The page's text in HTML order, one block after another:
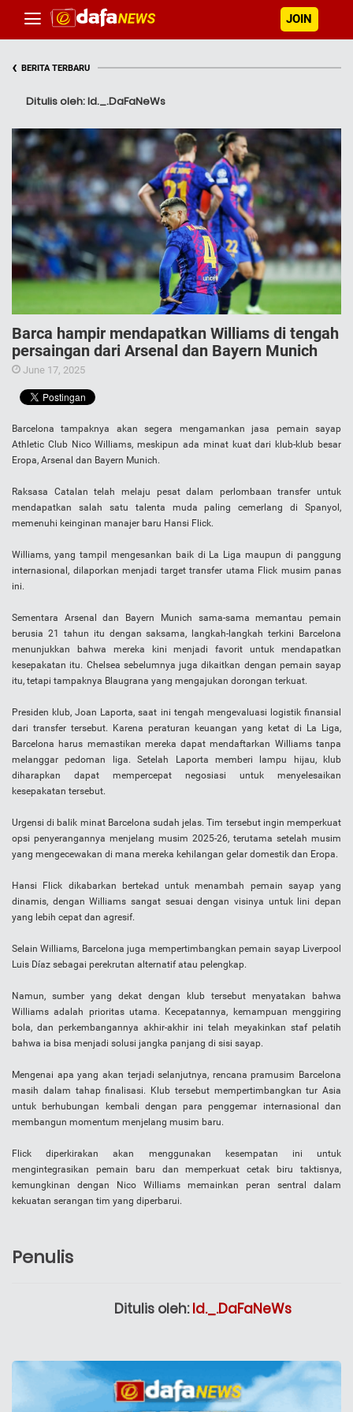
JOIN
‹ BERITA TERBARU
Ditulis oleh: Id._.DaFaNeWs
Barca hampir mendapatkan Williams di tengah
persaingan dari Arsenal dan Bayern Munich
June 17, 2025
Barcelona tampaknya akan segera mengamankan jasa pemain sayap
Athletic Club Nico Williams, meskipun ada minat kuat dari klub-klub besar
Eropa, Arsenal dan Bayern Munich.
Raksasa Catalan telah melaju pesat dalam perlombaan transfer untuk
mendapatkan salah satu talenta muda paling cemerlang di Spanyol,
memenuhi keinginan manajer baru Hansi Flick.
Williams, yang tampil mengesankan baik di La Liga maupun di panggung
internasional, dilaporkan menjadi target transfer utama Flick musim panas
ini.
Sementara Arsenal dan Bayern Munich sama-sama memantau pemain
berusia 21 tahun itu dengan saksama, langkah-langkah terkini Barcelona
menunjukkan bahwa mereka kini menjadi favorit untuk mendapatkan
kesepakatan itu. Chelsea sebelumnya juga dikaitkan dengan pemain sayap
itu, tetapi tampaknya Blaugrana yang mengajukan dorongan terkuat.
Presiden klub, Joan Laporta, saat ini tengah mengevaluasi logistik finansial
dari transfer tersebut. Karena peraturan keuangan yang ketat di La Liga,
Barcelona harus memastikan mereka dapat mendaftarkan Williams tanpa
melanggar pedoman liga. Setelah Laporta memberi lampu hijau, klub
diharapkan dapat mempercepat negosiasi untuk menyelesaikan
kesepakatan tersebut.
Urgensi di balik minat Barcelona sudah jelas. Tim tersebut ingin memperkuat
opsi penyerangannya menjelang musim 2025-26, terutama setelah musim
yang mengecewakan di mana mereka kehilangan gelar domestik dan Eropa.
Hansi Flick dikabarkan bertekad untuk menambah pemain sayap yang
dinamis, dengan Williams sangat sesuai dengan visinya untuk lini depan
yang lebih cepat dan agresif.
Selain Williams, Barcelona juga mempertimbangkan pemain sayap Liverpool
Luis Díaz sebagai perekrutan alternatif atau pelengkap.
Namun, sumber yang dekat dengan klub tersebut menyatakan bahwa
Williams adalah prioritas utama. Kecepatannya, kemampuan menggiring
bola, dan perkembangannya akhir-akhir ini telah meyakinkan staf pelatih
bahwa ia bisa menjadi solusi jangka panjang di sisi sayap.
Mengenai apa yang akan terjadi selanjutnya, rencana pramusim Barcelona
masih dalam tahap finalisasi. Klub tersebut mempertimbangkan tur Asia
untuk berhubungan kembali dengan para penggemar internasional dan
membangun momentum menjelang musim baru.
Flick diperkirakan akan menggunakan kesempatan ini untuk
mengintegrasikan pemain baru dan memperkuat cetak biru taktisnya,
kemungkinan dengan Nico Williams memainkan peran sentral dalam
kekuatan serangan tim yang diperbarui.
Penulis
Ditulis oleh:Id._.DaFaNeWs